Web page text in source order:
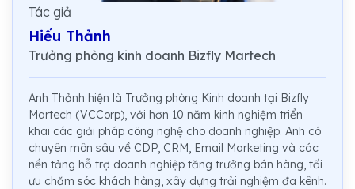
Tác giả
Hiếu Thảnh
Trưởng phòng kinh doanh Bizfly Martech
Anh Thảnh hiện là Trưởng phòng Kinh doanh tại Bizfly
Martech (VCCorp), với hơn 10 năm kinh nghiệm triển
khai các giải pháp công nghệ cho doanh nghiệp. Anh có
chuyên môn sâu về CDP, CRM, Email Marketing và các
nền tảng hỗ trợ doanh nghiệp tăng trưởng bán hàng, tối
ưu chăm sóc khách hàng, xây dựng trải nghiệm đa kênh.